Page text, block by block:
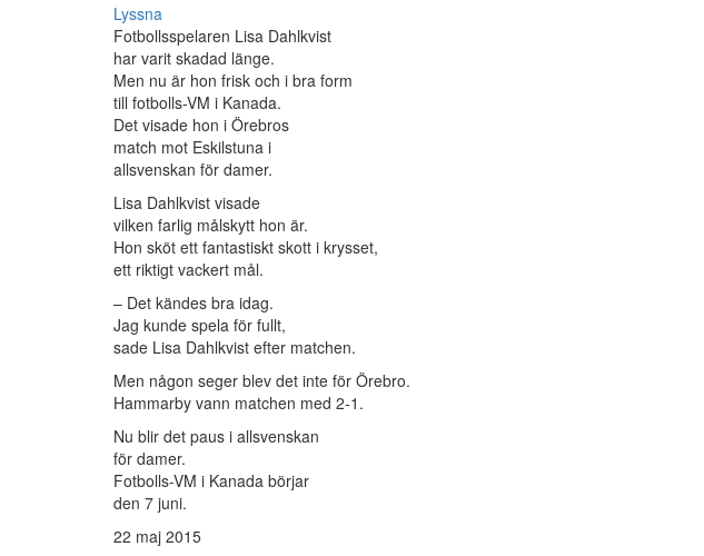
Lyssna
Fotbollsspelaren Lisa Dahlkvist
har varit skadad länge.
Men nu är hon frisk och i bra form
till fotbolls-VM i Kanada.
Det visade hon i Örebros
match mot Eskilstuna i
allsvenskan för damer.
Lisa Dahlkvist visade
vilken farlig målskytt hon är.
Hon sköt ett fantastiskt skott i krysset,
ett riktigt vackert mål.
– Det kändes bra idag.
Jag kunde spela för fullt,
sade Lisa Dahlkvist efter matchen.
Men någon seger blev det inte för Örebro.
Hammarby vann matchen med 2-1.
Nu blir det paus i allsvenskan
för damer.
Fotbolls-VM i Kanada börjar
den 7 juni.
22 maj 2015